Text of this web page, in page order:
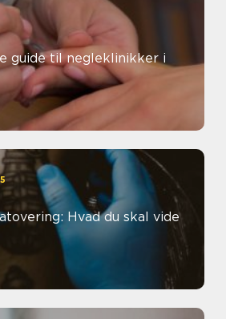
guide til negleklinikker i
Hvad du skal vide